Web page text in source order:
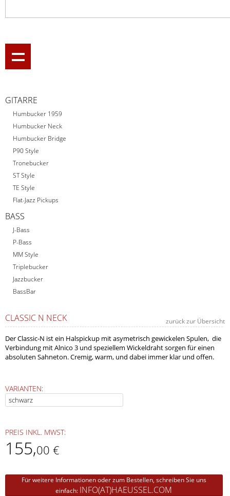
GITARRE
Humbucker 1959
Humbucker Neck
Humbucker Bridge
P90 Style
Tronebucker
ST Style
TE Style
Flat-Jazz Pickups
BASS
J-Bass
P-Bass
MM Style
Triplebucker
Jazzbucker
BassBar
CLASSIC N NECK zurück zur Übersicht
Der Classic-N ist ein Halspickup mit asymetrisch gewickelen Spulen, die
Verbindung mit Alnico 3 und speziellem Wickeldraht sorgen für einen
absoluten Sahneton. Cremig, warm, und dabei immer klar und offen.
VARIANTEN:
PREIS INKL. MWST:
155,00 €
Für weitere Informationen oder zum Bestellen, schreiben Sie uns
einfach: INFO(AT)HAEUSSEL.COM